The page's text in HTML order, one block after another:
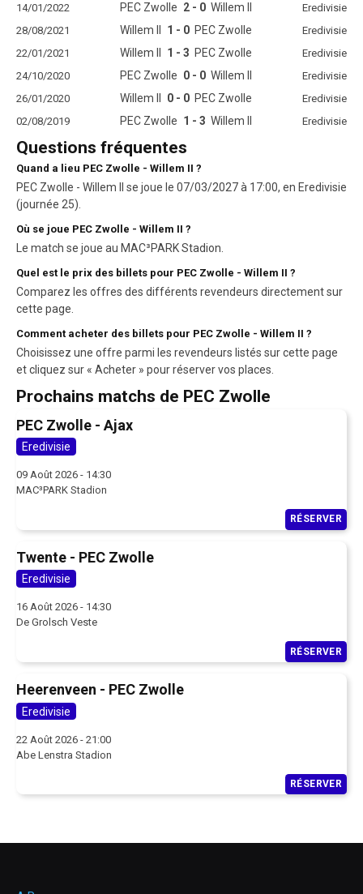
14/01/2022
PEC Zwolle 2 - 0 Willem II
Eredivisie
28/08/2021
Willem II 1 - 0 PEC Zwolle
Eredivisie
22/01/2021
Willem II 1 - 3 PEC Zwolle
Eredivisie
24/10/2020
PEC Zwolle 0 - 0 Willem II
Eredivisie
26/01/2020
Willem II 0 - 0 PEC Zwolle
Eredivisie
02/08/2019
PEC Zwolle 1 - 3 Willem II Eredivisie
Questions fréquentes
Quand a lieu PEC Zwolle - Willem II ?
PEC Zwolle - Willem II se joue le 07/03/2027 à 17:00, en Eredivisie
(journée 25).
Où se joue PEC Zwolle - Willem II ?
Le match se joue au MAC³PARK Stadion.
Quel est le prix des billets pour PEC Zwolle - Willem II ?
Comparez les offres des différents revendeurs directement sur
cette page.
Comment acheter des billets pour PEC Zwolle - Willem II ?
Choisissez une offre parmi les revendeurs listés sur cette page
et cliquez sur « Acheter » pour réserver vos places.
Prochains matchs de PEC Zwolle
PEC Zwolle - Ajax
Eredivisie
09 Août 2026 - 14:30
MAC³PARK Stadion
RÉSERVER
Twente - PEC Zwolle
Eredivisie
16 Août 2026 - 14:30
De Grolsch Veste
RÉSERVER
Heerenveen - PEC Zwolle
Eredivisie
22 Août 2026 - 21:00
Abe Lenstra Stadion
RÉSERVER